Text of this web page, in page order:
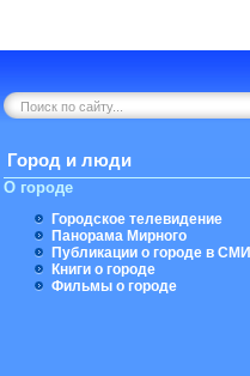
Город и люди
О городе
Городское телевидение
Панорама Мирного
Публикации о городе в СМИ
Книги о городе
Фильмы о городе